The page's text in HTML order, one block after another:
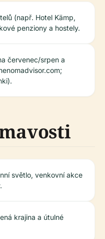
(např. Hotel Kämp,
penziony a hostely.
červenec/srpen a
světlo, venkovní akce
krajina a útulné